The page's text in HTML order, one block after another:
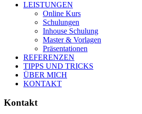
LEISTUNGEN
Online Kurs
Schulungen
Inhouse Schulung
Master & Vorlagen
Präsentationen
REFERENZEN
TIPPS UND TRICKS
ÜBER MICH
KONTAKT
Kontakt